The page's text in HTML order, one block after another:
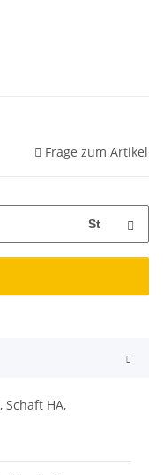
Frage zum Artikel
St
Schaft HA,